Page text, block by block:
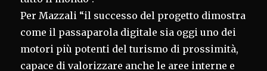
Per Mazzali “il successo del progetto dimostra
come il passaparola digitale sia oggi uno dei
motori più potenti del turismo di prossimità,
capace di valorizzare anche le aree interne e